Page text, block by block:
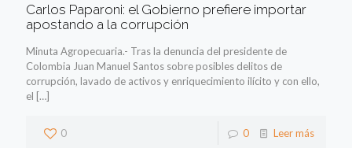
Carlos Paparoni: el Gobierno prefiere importar
apostando a la corrupción
Minuta Agropecuaria.- Tras la denuncia del presidente de
Colombia Juan Manuel Santos sobre posibles delitos de
corrupción, lavado de activos y enriquecimiento ilícito y con ello,
el […]
0 0 Leer más